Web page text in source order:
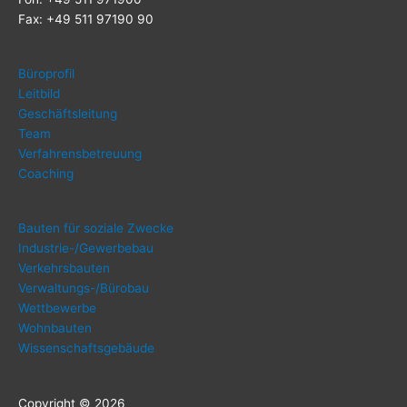
Fax: +49 511 97190 90
Büro­pro­fil
Leit­bild
Geschäfts­lei­tung
Team
Ver­fah­rens­be­treu­ung
Coa­ching
Bau­ten für sozia­le Zwecke
Indus­trie-/Ge­wer­be­bau
Ver­kehrs­bau­ten
Ver­wal­tungs-/Bü­ro­bau
Wett­be­wer­be
Wohn­bau­ten
Wis­sen­schafts­ge­bäu­de
Copy­right © 2026